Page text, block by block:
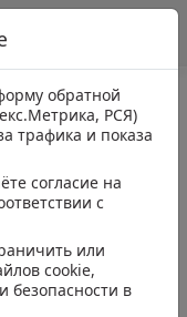
обратной
РСЯ)
трафика и показа
согласие на
с
или
cookie,
безопасности в